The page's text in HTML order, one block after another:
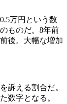
万円という数
ものだ。8年前
後。大幅な増加
訴える割合だ。
数字となる。